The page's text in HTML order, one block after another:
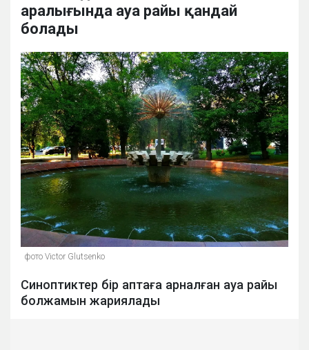
аралығында ауа райы қандай
болады
фото Victor Glutsenko
Синоптиктер бір аптаға арналған ауа райы
болжамын жариялады